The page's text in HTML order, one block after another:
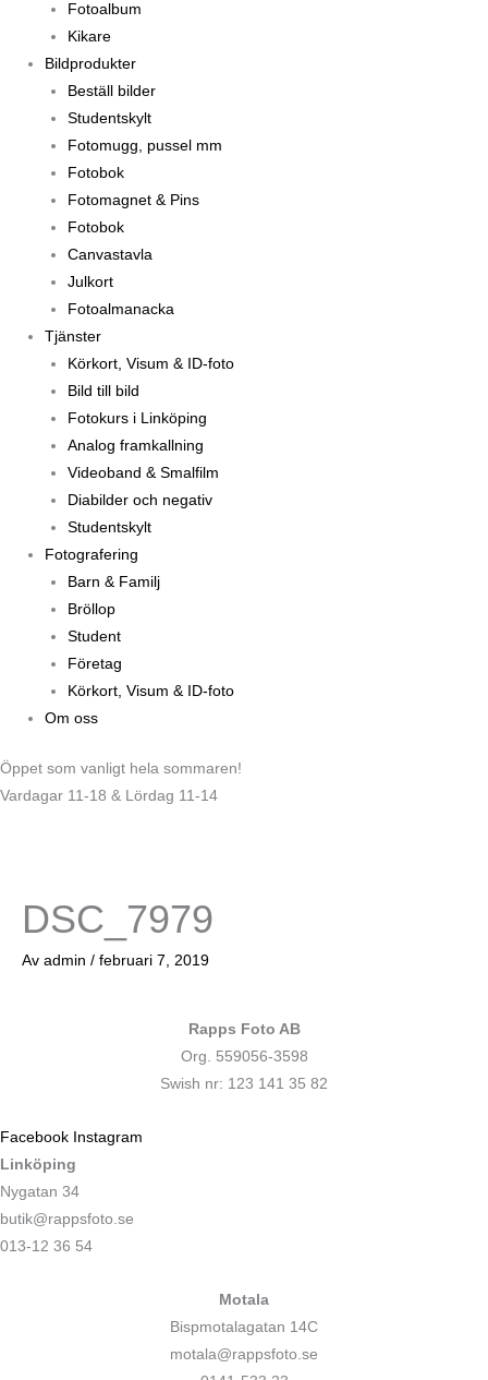
Fotoalbum
Kikare
Bildprodukter
Beställ bilder
Studentskylt
Fotomugg, pussel mm
Fotobok
Fotomagnet & Pins
Fotobok
Canvastavla
Julkort
Fotoalmanacka
Tjänster
Körkort, Visum & ID-foto
Bild till bild
Fotokurs i Linköping
Analog framkallning
Videoband & Smalfilm
Diabilder och negativ
Studentskylt
Fotografering
Barn & Familj
Bröllop
Student
Företag
Körkort, Visum & ID-foto
Om oss
Öppet som vanligt hela sommaren!
Vardagar 11-18 & Lördag 11-14
DSC_7979
Av admin / februari 7, 2019
Rapps Foto AB
Org. 559056-3598
Swish nr: 123 141 35 82
Facebook Instagram
Linköping
Nygatan 34
butik@rappsfoto.se
013-12 36 54
Motala
Bispmotalagatan 14C
motala@rappsfoto.se